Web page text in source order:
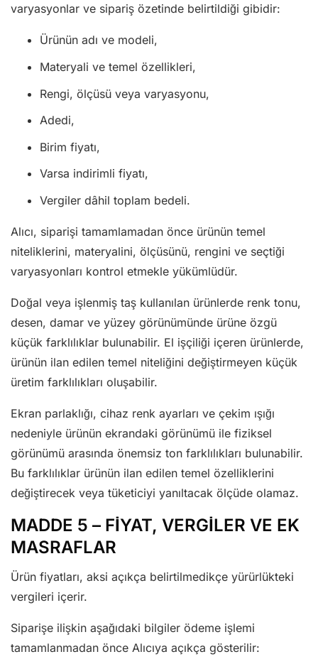
varyasyonlar ve sipariş özetinde belirtildiği gibidir:
Ürünün adı ve modeli,
Materyali ve temel özellikleri,
Rengi, ölçüsü veya varyasyonu,
Adedi,
Birim fiyatı,
Varsa indirimli fiyatı,
Vergiler dâhil toplam bedeli.
Alıcı, siparişi tamamlamadan önce ürünün temel
niteliklerini, materyalini, ölçüsünü, rengini ve seçtiği
varyasyonları kontrol etmekle yükümlüdür.
Doğal veya işlenmiş taş kullanılan ürünlerde renk tonu,
desen, damar ve yüzey görünümünde ürüne özgü
küçük farklılıklar bulunabilir. El işçiliği içeren ürünlerde,
ürünün ilan edilen temel niteliğini değiştirmeyen küçük
üretim farklılıkları oluşabilir.
Ekran parlaklığı, cihaz renk ayarları ve çekim ışığı
nedeniyle ürünün ekrandaki görünümü ile fiziksel
görünümü arasında önemsiz ton farklılıkları bulunabilir.
Bu farklılıklar ürünün ilan edilen temel özelliklerini
değiştirecek veya tüketiciyi yanıltacak ölçüde olamaz.
MADDE 5 – FİYAT, VERGİLER VE EK
MASRAFLAR
Ürün fiyatları, aksi açıkça belirtilmedikçe yürürlükteki
vergileri içerir.
Siparişe ilişkin aşağıdaki bilgiler ödeme işlemi
tamamlanmadan önce Alıcıya açıkça gösterilir: